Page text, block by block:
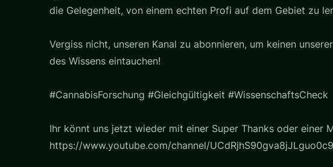
die Gelegenheit, von einem echten Profi auf dem Gebiet zu
Vergiss nicht, unseren Kanal zu abonnieren, um keinen
des Wissens eintauchen!
#CannabisForschung #Gleichgültigkeit #WissenschaftsCheck
Ihr könnt uns jetzt wieder mit einer Super Thanks oder einer
https://www.youtube.com/channel/